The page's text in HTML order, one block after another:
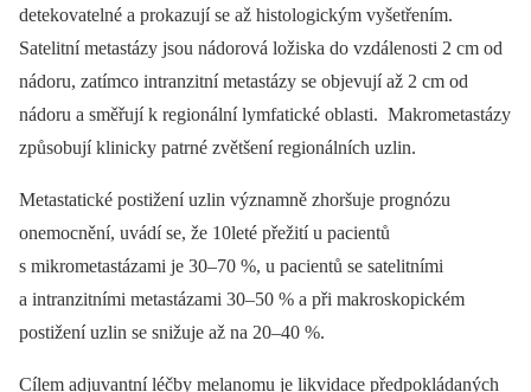
detekovatelné a prokazují se až histologickým vyšetřením.
Satelitní metastázy jsou nádorová ložiska do vzdálenosti 2 cm od
nádoru, zatímco intranzitní metastázy se objevují až 2 cm od
nádoru a směřují k regionální lymfatické oblasti. Makrometastázy
způsobují klinicky patrné zvětšení regionálních uzlin.
Metastatické postižení uzlin významně zhoršuje prognózu
onemocnění, uvádí se, že 10leté přežití u pacientů
s mikrometastázami je 30–70 %, u pacientů se satelitními
a intranzitními metastázami 30–50 % a při makroskopickém
postižení uzlin se snižuje až na 20–40 %.
Cílem adjuvantní léčby melanomu je likvidace předpokládaných